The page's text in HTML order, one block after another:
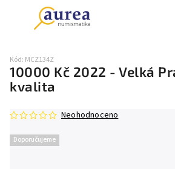
10000 Kč 2022 - Velká
kvalita
Kód: MCZ134Z
Doporučujeme
Neohodnoceno